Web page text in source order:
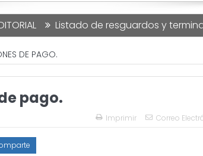
Listado de resguardos y
DE PAGO.
pago.
Imprimir Correo